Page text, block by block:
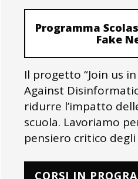
Programma
Fake
Il progetto “Join us
Against
ridurre l’impatto
scuola. Lavoriamo
pensiero critico
CORSI IN